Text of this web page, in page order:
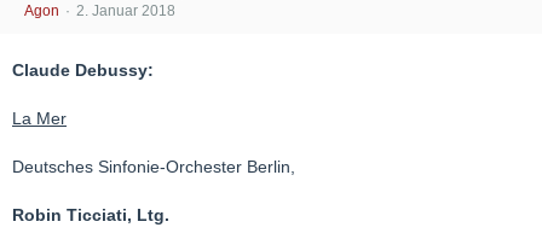
Agon 2. Januar 2018
Claude Debussy:
La Mer
Deutsches Sinfonie-Orchester Berlin,
Robin Ticciati, Ltg.